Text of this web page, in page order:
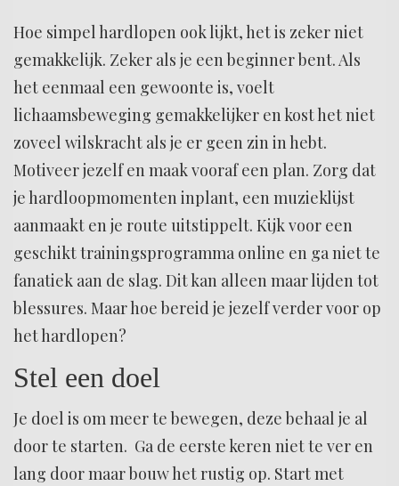
Hoe simpel hardlopen ook lijkt, het is zeker niet
gemakkelijk. Zeker als je een beginner bent. Als
het eenmaal een gewoonte is, voelt
lichaamsbeweging gemakkelijker en kost het niet
zoveel wilskracht als je er geen zin in hebt.
Motiveer jezelf en maak vooraf een plan. Zorg dat
je hardloopmomenten inplant, een muzieklijst
aanmaakt en je route uitstippelt. Kijk voor een
geschikt trainingsprogramma online en ga niet te
fanatiek aan de slag. Dit kan alleen maar lijden tot
blessures. Maar hoe bereid je jezelf verder voor op
het hardlopen?
Stel een doel
Je doel is om meer te bewegen, deze behaal je al
door te starten. Ga de eerste keren niet te ver en
lang door maar bouw het rustig op. Start met